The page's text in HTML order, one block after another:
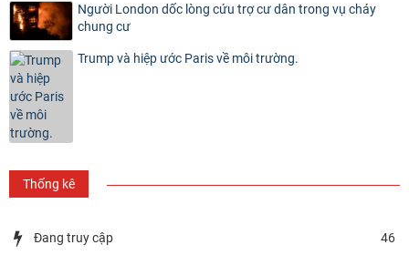
Người London dốc lòng cứu trợ cư dân trong vụ cháy
chung cư
Trump và hiệp ước Paris về môi trường.
Thống kê
Đang truy cập 46